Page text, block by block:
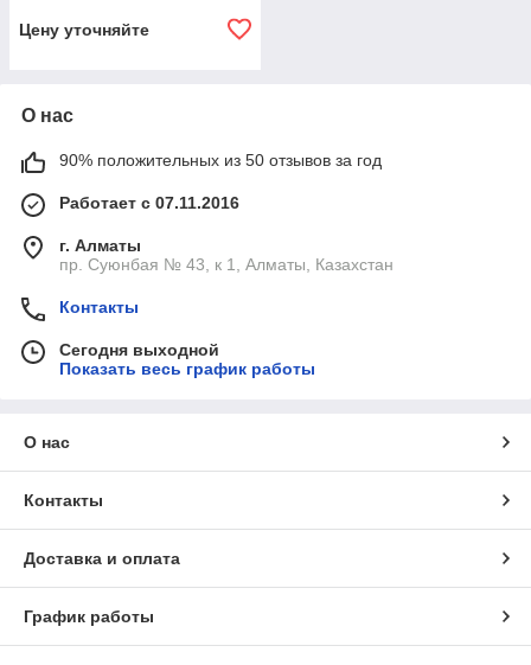
Цену уточняйте
О нас
90% положительных из 50 отзывов за год
Работает с 07.11.2016
г. Алматы
пр. Суюнбая № 43, к 1, Алматы, Казахстан
Контакты
Сегодня выходной
Показать весь график работы
О нас
Контакты
Доставка и оплата
График работы